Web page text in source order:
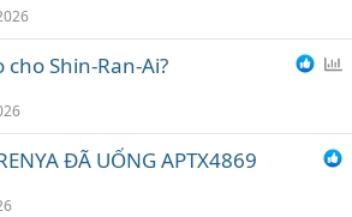
h
c
Shin-Ran-Ai?
ĐÃ UỐNG APTX4869